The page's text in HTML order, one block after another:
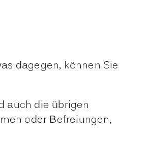
dagegen, können Sie
auch die übrigen
oder Befreiungen,